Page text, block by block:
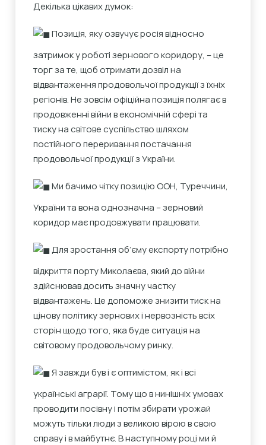
Декілька цікавих думок:
Позиція, яку озвучує росія відносно
затримок у роботі зернового коридору, – це
торг за те, щоб отримати дозвіл на
відвантаження продовольчої продукції з їхніх
регіонів. Не зовсім офіційна позиція полягає в
продовженні війни в економічній сфері та
тиску на світове суспільство шляхом
постійного переривання постачання
продовольчої продукції з України.
Ми бачимо чітку позицію ООН, Туреччини,
України та вона однозначна – зерновий
коридор має продовжувати працювати.
Для зростання об’єму експорту потрібно
відкриття порту Миколаєва, який до війни
здійснював досить значну частку
відвантажень. Це допоможе знизити тиск на
цінову політику зернових і нервозність всіх
сторін щодо того, яка буде ситуація на
світовому продовольчому ринку.
Я завжди був і є оптимістом, як і всі
українські аграрії. Тому що в нинішніх умовах
проводити посівну і потім збирати урожай
можуть тільки люди з великою вірою в свою
справу і в майбутнє. В наступному році ми й